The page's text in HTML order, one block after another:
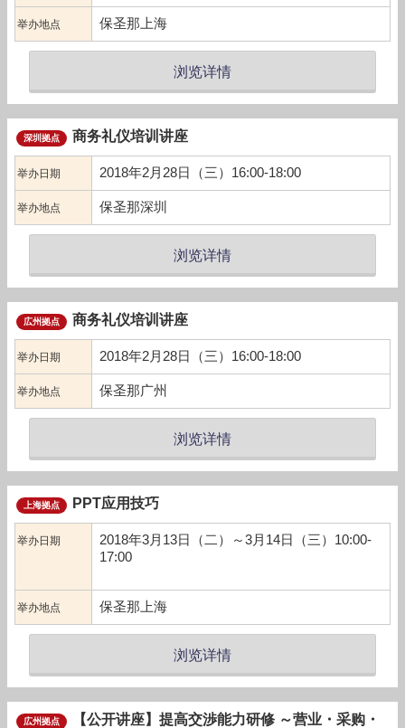
举办地点 保圣那上海
浏览详情
深圳拠点 商务礼仪培训讲座
举办日期 2018年2月28日（三）16:00-18:00
举办地点 保圣那深圳
浏览详情
広州拠点 商务礼仪培训讲座
举办日期 2018年2月28日（三）16:00-18:00
举办地点 保圣那广州
浏览详情
上海拠点 PPT应用技巧
举办日期
2018年3月13日（二）～3月14日（三）10:00-
17:00
举办地点 保圣那上海
浏览详情
広州拠点
【公开讲座】提高交渉能力研修 ～营业・采购・